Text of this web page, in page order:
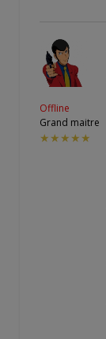
Offline
Grand maitre
★★★★★